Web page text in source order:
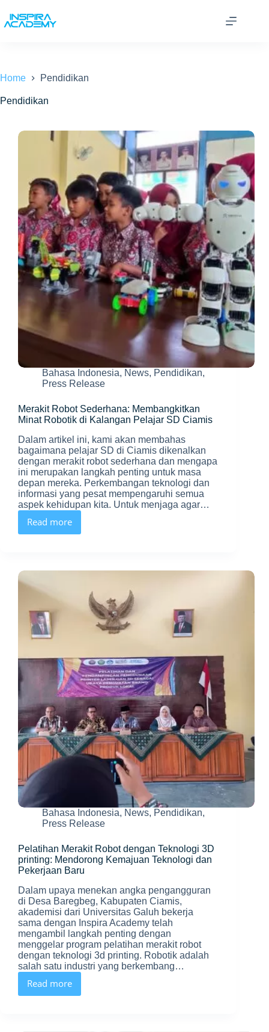
content
Home Pendidikan
Pendidikan
Bahasa Indonesia, News, Pendidikan,
Press Release
Merakit Robot Sederhana: Membangkitkan
Minat Robotik di Kalangan Pelajar SD Ciamis
Dalam artikel ini, kami akan membahas
bagaimana pelajar SD di Ciamis dikenalkan
dengan merakit robot sederhana dan mengapa
ini merupakan langkah penting untuk masa
depan mereka. Perkembangan teknologi dan
informasi yang pesat mempengaruhi semua
aspek kehidupan kita. Untuk menjaga agar…
Read more
Merakit
Robot
Kalangan
Pelajar
SD
Ciamis
Bahasa Indonesia, News, Pendidikan,
Press Release
Pelatihan Merakit Robot dengan Teknologi 3D
printing: Mendorong Kemajuan Teknologi dan
Pekerjaan Baru
Dalam upaya menekan angka pengangguran
di Desa Baregbeg, Kabupaten Ciamis,
akademisi dari Universitas Galuh bekerja
sama dengan Inspira Academy telah
mengambil langkah penting dengan
menggelar program pelatihan merakit robot
dengan teknologi 3d printing. Robotik adalah
salah satu industri yang berkembang…
Read more
Pelatihan
Merakit